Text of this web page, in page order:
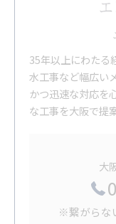
35年以上にわたる
水工事など幅広い
かつ迅速な対応を
な工事を大阪で提
大
※繋がらな